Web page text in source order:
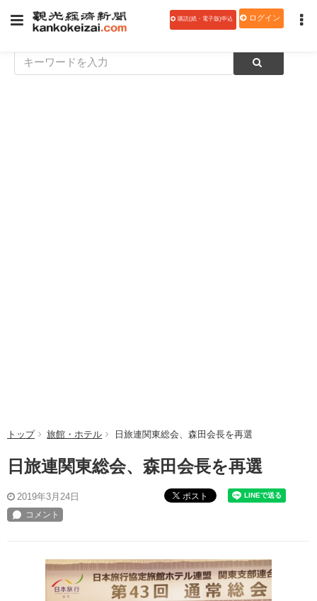
購読(紙・電子版)申込 ログイン
トップ 旅館・ホテル 日旅連関東総会、森田会長を再選
日旅連関東総会、森田会長を再選
2019年3月24日 ポスト